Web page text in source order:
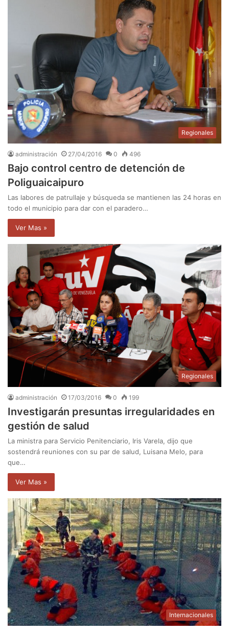
Regionales
administración 27/04/2016 0 496
Bajo control centro de detención de
Poliguaicaipuro
Las labores de patrullaje y búsqueda se mantienen las 24 horas en
todo el municipio para dar con el paradero…
Ver Mas »
Regionales
administración 17/03/2016 0 199
Investigarán presuntas irregularidades en
gestión de salud
La ministra para Servicio Penitenciario, Iris Varela, dijo que
sostendrá reuniones con su par de salud, Luisana Melo, para
que…
Ver Mas »
Internacionales